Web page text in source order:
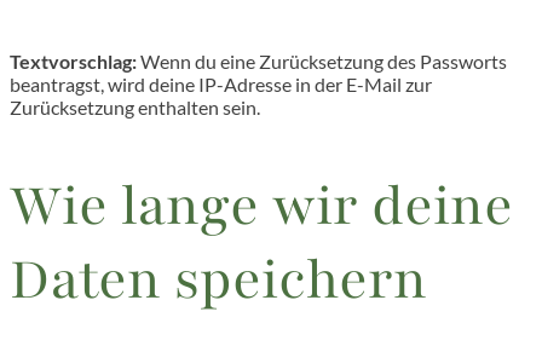
Textvorschlag:Wenn du eine Zurücksetzung des Passworts
beantragst, wird deine IP-Adresse in der E-Mail zur
Zurücksetzung enthalten sein.
Wie lange wir deine
Daten speichern